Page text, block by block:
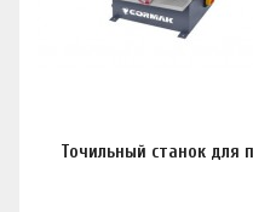
Точильный станок для